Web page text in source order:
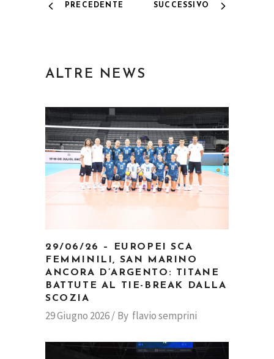
PRECEDENTE SUCCESSIVO
ALTRE NEWS
29/06/26 – EUROPEI SCA
FEMMINILI, SAN MARINO
ANCORA D’ARGENTO: TITANE
BATTUTE AL TIE-BREAK DALLA
SCOZIA
29 Giugno 2026 By flavio semprini